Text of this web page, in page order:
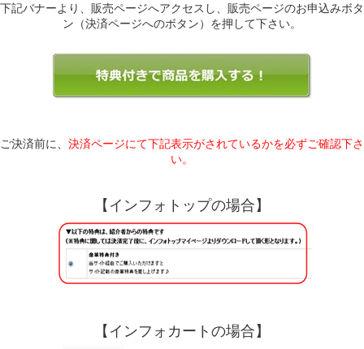
下記バナーより、販売ページへアクセスし、販売ページのお申込みボタ
ン（決済ページへのボタン）を押して下さい。
ご決済前に、 決済ページにて下記表示がされているかを必ずご確認下さ
い。
【インフォトップの場合】
【インフォカートの場合】